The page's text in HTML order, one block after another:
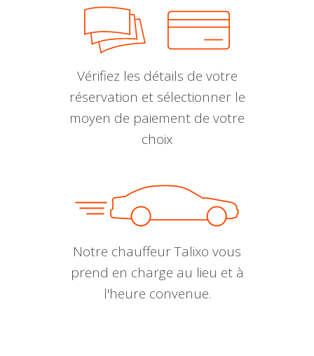
Vérifiez les détails de votre
réservation et sélectionner le
moyen de paiement de votre
choix
Notre chauffeur Talixo vous
prend en charge au lieu et à
l'heure convenue.